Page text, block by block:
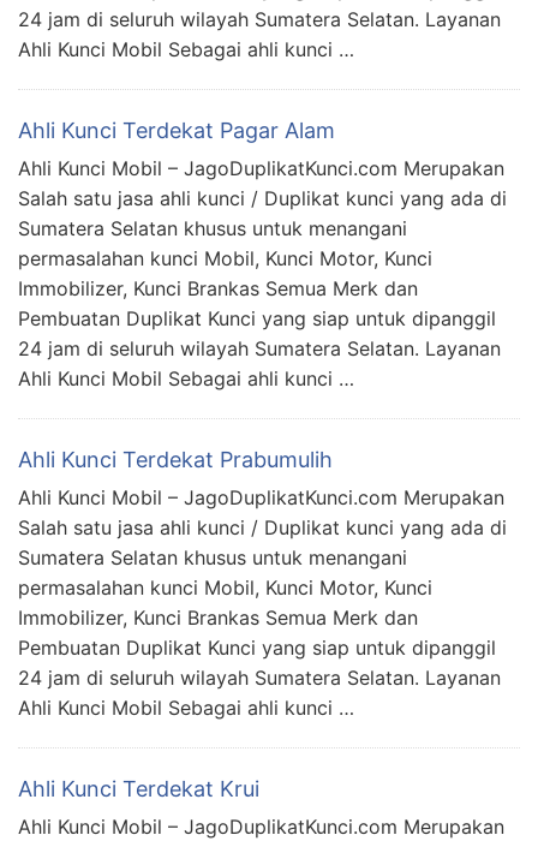
24 jam di seluruh wilayah Sumatera Selatan. Layanan
Ahli Kunci Mobil Sebagai ahli kunci …
Ahli Kunci Terdekat Pagar Alam
Ahli Kunci Mobil – JagoDuplikatKunci.com Merupakan
Salah satu jasa ahli kunci / Duplikat kunci yang ada di
Sumatera Selatan khusus untuk menangani
permasalahan kunci Mobil, Kunci Motor, Kunci
Immobilizer, Kunci Brankas Semua Merk dan
Pembuatan Duplikat Kunci yang siap untuk dipanggil
24 jam di seluruh wilayah Sumatera Selatan. Layanan
Ahli Kunci Mobil Sebagai ahli kunci …
Ahli Kunci Terdekat Prabumulih
Ahli Kunci Mobil – JagoDuplikatKunci.com Merupakan
Salah satu jasa ahli kunci / Duplikat kunci yang ada di
Sumatera Selatan khusus untuk menangani
permasalahan kunci Mobil, Kunci Motor, Kunci
Immobilizer, Kunci Brankas Semua Merk dan
Pembuatan Duplikat Kunci yang siap untuk dipanggil
24 jam di seluruh wilayah Sumatera Selatan. Layanan
Ahli Kunci Mobil Sebagai ahli kunci …
Ahli Kunci Terdekat Krui
Ahli Kunci Mobil – JagoDuplikatKunci.com Merupakan